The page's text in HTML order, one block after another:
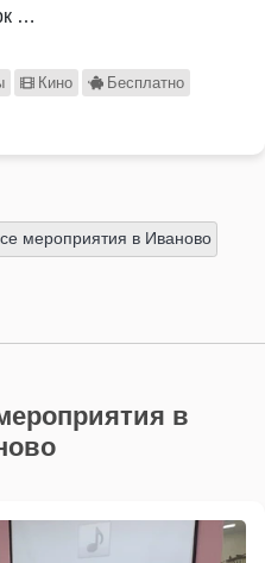
…
Кино
Бесплатно
мероприятия в Иваново
в